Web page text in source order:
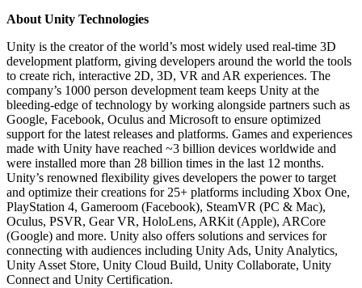
About Unity Technologies
Unity is the creator of the world’s most widely used real-time 3D
development platform, giving developers around the world the tools
to create rich, interactive 2D, 3D, VR and AR experiences. The
company’s 1000 person development team keeps Unity at the
bleeding-edge of technology by working alongside partners such as
Google, Facebook, Oculus and Microsoft to ensure optimized
support for the latest releases and platforms. Games and experiences
made with Unity have reached ~3 billion devices worldwide and
were installed more than 28 billion times in the last 12 months.
Unity’s renowned flexibility gives developers the power to target
and optimize their creations for 25+ platforms including Xbox One,
PlayStation 4, Gameroom (Facebook), SteamVR (PC & Mac),
Oculus, PSVR, Gear VR, HoloLens, ARKit (Apple), ARCore
(Google) and more. Unity also offers solutions and services for
connecting with audiences including Unity Ads, Unity Analytics,
Unity Asset Store, Unity Cloud Build, Unity Collaborate, Unity
Connect and Unity Certification.